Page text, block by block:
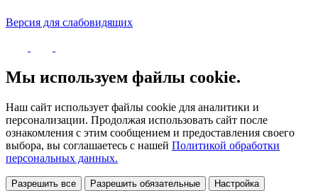
Версия для слабовидящих
Мы используем файлы cookie.
Наш сайт использует файлы cookie для аналитики и
персонализации. Продолжая использовать сайт после
ознакомления с этим сообщением и предоставления своего
выбора, вы соглашаетесь с нашей Политикой обработки
персональных данных.
Разрешить все Разрешить обязательные Настройка